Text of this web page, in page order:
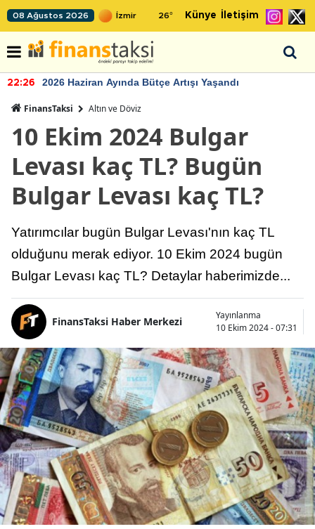
08 Ağustos 2026 26° Künye İletişim
22:26 2026 Haziran Ayında Bütçe Artışı Yaşandı
FinansTaksi Altın ve Döviz
10 Ekim 2024 Bulgar
Levası kaç TL? Bugün
Bulgar Levası kaç TL?
Yatırımcılar bugün Bulgar Levası'nın kaç TL
olduğunu merak ediyor. 10 Ekim 2024 bugün
Bulgar Levası kaç TL? Detaylar haberimizde...
FinansTaksi Haber Merkezi
Yayınlanma
10 Ekim 2024 - 07:31